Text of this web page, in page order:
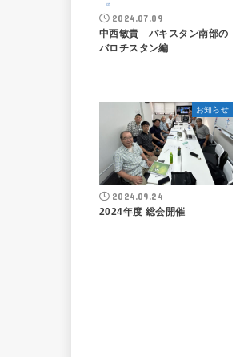
2024.07.09
中西敏貴 パキスタン南部の
バロチスタン編
お知らせ
2024.09.24
2024年度 総会開催